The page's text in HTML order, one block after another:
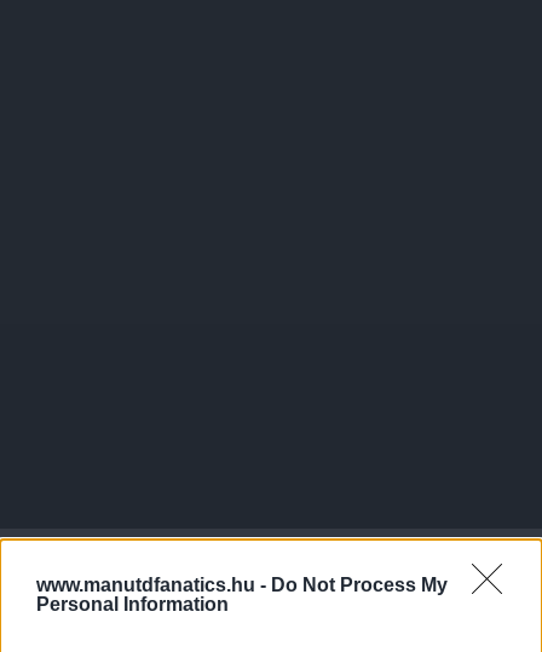
www.manutdfanatics.hu - Do Not Process My
Personal Information